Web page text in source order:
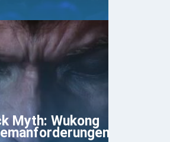
Myth: Wukong